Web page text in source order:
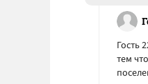
Гость
тем